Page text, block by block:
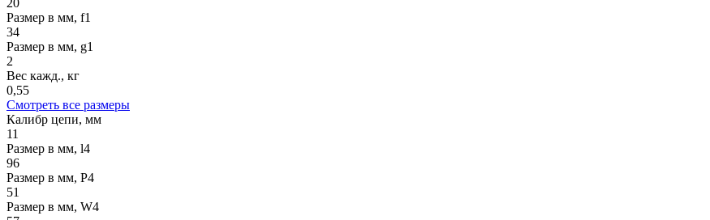
Размер в мм, f1
34
Размер в мм, g1
2
Вес кажд., кг
0,55
Смотреть все размеры
Калибр цепи, мм
11
Размер в мм, l4
96
Размер в мм, P4
51
Размер в мм, W4